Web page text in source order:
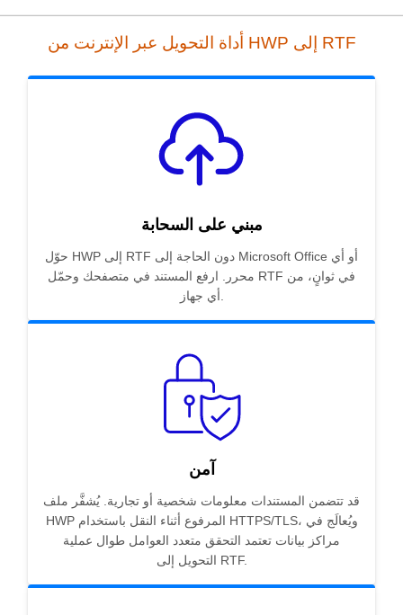
أداة التحويل عبر الإنترنت من HWP إلى RTF
مبني على السحابة
حوّل HWP إلى RTF دون الحاجة إلى Microsoft Office أو أي
محرر. ارفع المستند في متصفحك وحمّل RTF في ثوانٍ، من
أي جهاز.
آمن
قد تتضمن المستندات معلومات شخصية أو تجارية. يُشفَّر ملف
HWP المرفوع أثناء النقل باستخدام HTTPS/TLS، ويُعالَج في
مراكز بيانات تعتمد التحقق متعدد العوامل طوال عملية
التحويل إلى RTF.